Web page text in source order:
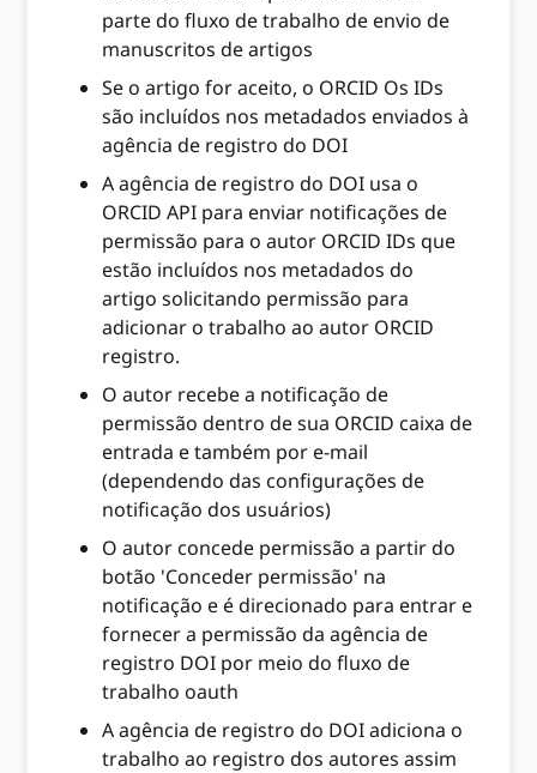
parte do fluxo de trabalho de envio de
manuscritos de artigos
Se o artigo for aceito, o ORCID Os IDs
são incluídos nos metadados enviados à
agência de registro do DOI
A agência de registro do DOI usa o
ORCID API para enviar notificações de
permissão para o autor ORCID IDs que
estão incluídos nos metadados do
artigo solicitando permissão para
adicionar o trabalho ao autor ORCID
registro.
O autor recebe a notificação de
permissão dentro de sua ORCID caixa de
entrada e também por e-mail
(dependendo das configurações de
notificação dos usuários)
O autor concede permissão a partir do
botão 'Conceder permissão' na
notificação e é direcionado para entrar e
fornecer a permissão da agência de
registro DOI por meio do fluxo de
trabalho oauth
A agência de registro do DOI adiciona o
trabalho ao registro dos autores assim